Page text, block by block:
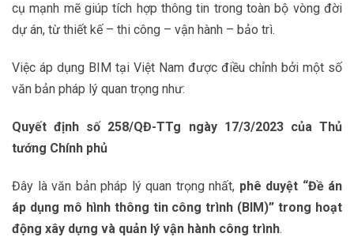
cụ mạnh mẽ giúp tích hợp thông tin trong toàn bộ vòng đời
dự án, từ thiết kế – thi công – vận hành – bảo trì.
Việc áp dụng BIM tại Việt Nam được điều chỉnh bởi một số
văn bản pháp lý quan trọng như:
Quyết định số 258/QĐ-TTg ngày 17/3/2023 của Thủ
tướng Chính phủ
Đây là văn bản pháp lý quan trọng nhất, phê duyệt “Đề án
áp dụng mô hình thông tin công trình (BIM)” trong hoạt
động xây dựng và quản lý vận hành công trình.